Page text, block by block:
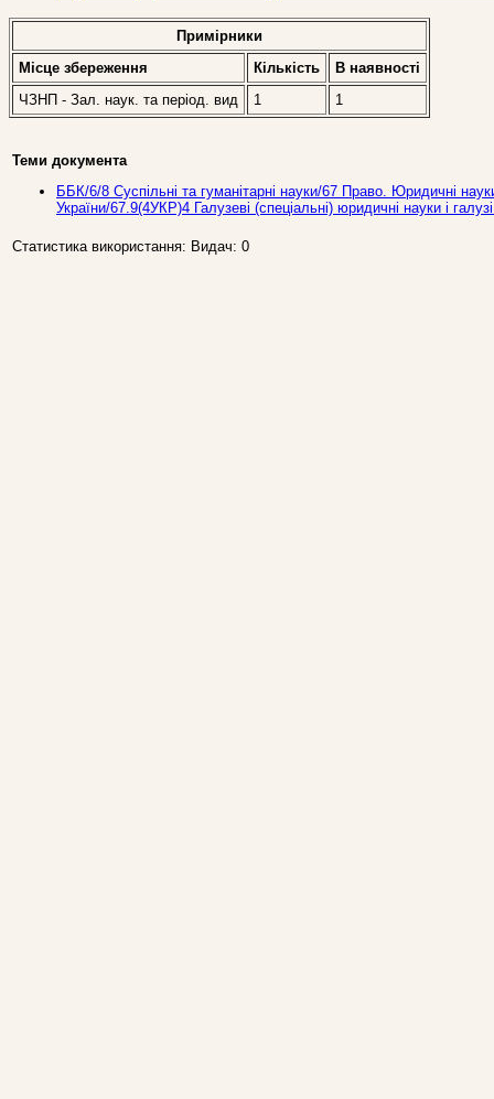
Примірники
Місце збереження
Кількість
В наявностi
ЧЗНП - Зал. наук. та період. вид
1 1
Теми документа
ББК/6/8 Суспільні та гуманітарні науки/67 Право. Юридичні
України/67.9(4УКР)4 Галузеві (спеціальні) юридичні науки і
Статистика використання: Видач: 0